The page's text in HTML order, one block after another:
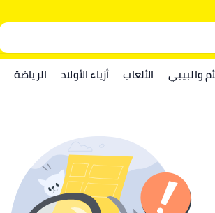
والبيبي الألعاب أزياء الأولاد الرياضة